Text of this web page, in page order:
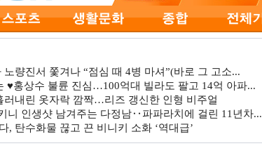
노량진서 쫓겨나 “점심 때 4병 마셔”(바로 그 고소...
♥홍상수 불륜 진심…100억대 빌라도 팔고 14억 아파...
러내린 옷자락 깜짝…리즈 갱신한 인형 비주얼
니 인생샷 남겨주는 다정남‥파파라치에 걸린 11년차...
, 탄수화물 끊고 끈 비니키 소화 ‘역대급’